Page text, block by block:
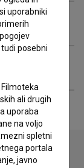
uporabniki
posebni
ali drugih
uporaba
na voljo
spletni
portala
javno